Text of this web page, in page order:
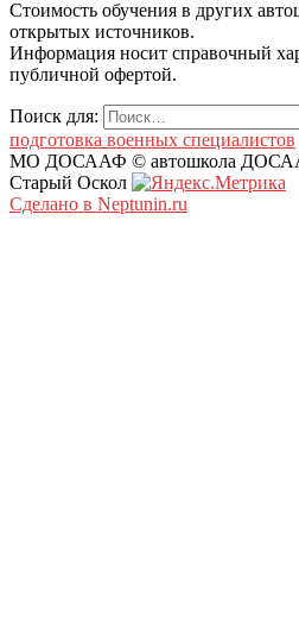
Стоимость обучения в других
открытых источников.
Информация носит справочный
публичной офертой.
Поиск для:
подготовка военных специалистов
МО ДОСААФ © автошкола
Старый Оскол
Сделано в Neptunin.ru